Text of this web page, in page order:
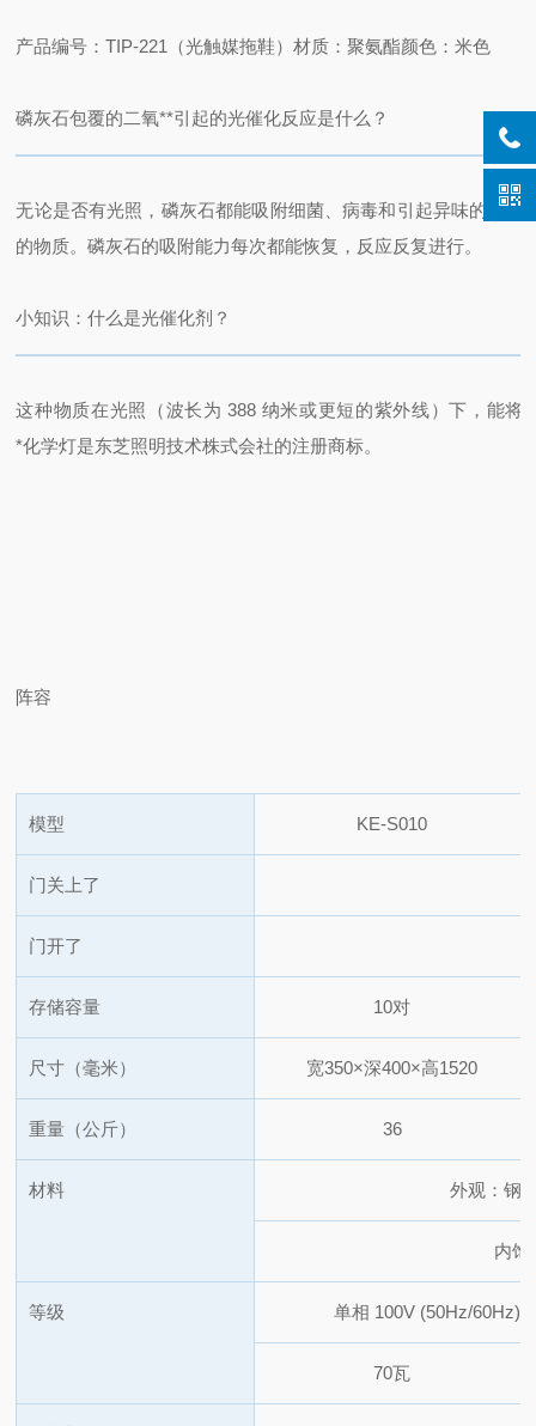
产品编号：TIP-221（光触媒拖鞋）材质：聚氨酯颜色：米色
磷灰石包覆的二氧**引起的光催化反应是什么？
无论是否有光照，磷灰石都能吸附细菌、病毒和引起异味的有
的物质。磷灰石的吸附能力每次都能恢复，反应反复进行。
小知识：什么是光催化剂？
这种物质在光照（波长为 388 纳米或更短的紫外线）下，能
*化学灯是东芝照明技术株式会社的注册商标。
阵容
模型 KE-S010
门关上了
门开了
存储容量 10对
尺寸（毫米） 宽350×深400×高1520
重量（公斤） 36
材料 外观：钢
内饰
等级 单相 100V (50Hz/60Hz)
70瓦